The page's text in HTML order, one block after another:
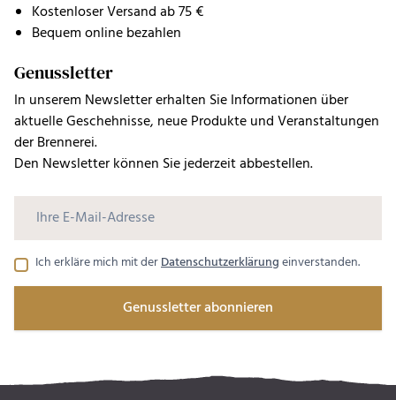
Kostenloser Versand ab 75 €
Bequem online bezahlen
Genussletter
In unserem Newsletter erhalten Sie Informationen über
aktuelle Geschehnisse, neue Produkte und Veranstaltungen
der Brennerei.
Den Newsletter können Sie jederzeit abbestellen.
Ich erkläre mich mit derDatenschutzerklärungeinverstanden.
Genussletter abonnieren